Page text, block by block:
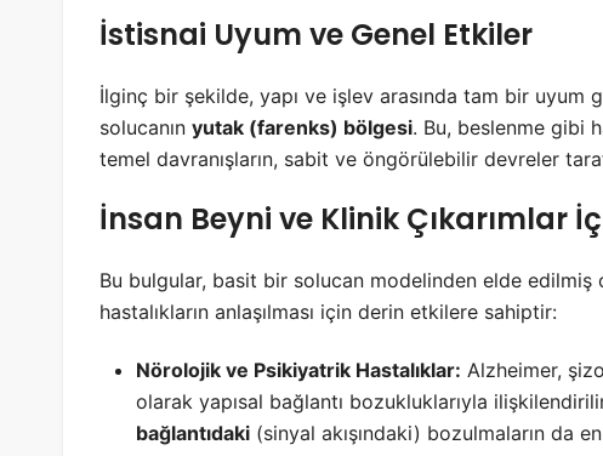
İstisnai Uyum ve Genel Etkiler
İlginç bir şekilde, yapı ve işlev arasında tam bir
solucanın yutak (farenks) bölgesi. Bu, beslenme gibi
temel davranışların, sabit ve öngörülebilir devreler
İnsan Beyni ve Klinik Çıkarımlar
Bu bulgular, basit bir solucan modelinden elde
hastalıkların anlaşılması için derin etkilere sahiptir:
Nörolojik ve Psikiyatrik Hastalıklar: Alzheimer,
olarak yapısal bağlantı bozukluklarıyla
bağlantıdaki (sinyal akışındaki) bozulmaların da